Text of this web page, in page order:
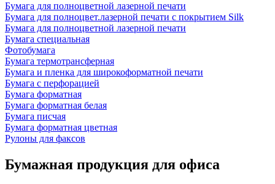
Бумага для полноцветной лазерной печати
Бумага для полноцвет.лазерной печати с покрытием Silk
Бумага для полноцветной лазерной печати
Бумага специальная
Фотобумага
Бумага термотрансферная
Бумага и пленка для широкоформатной печати
Бумага с перфорацией
Бумага форматная
Бумага форматная белая
Бумага писчая
Бумага форматная цветная
Рулоны для факсов
Бумажная продукция для офиса